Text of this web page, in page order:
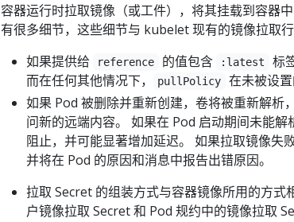
容器运行时拉取镜像（或工件），将其挂载到容器
有很多细节，这些细节与 kubelet 现有的镜像拉取行
如果提供给
reference 的值包含 :latest 标
而在任何其他情况下，
pullPolicy 在未被设
如果 Pod 被删除并重新创建，卷将被重新解析
问新的远端内容。 如果在 Pod 启动期间未能
阻止，并可能显著增加延迟。 如果拉取镜像失
并将在 Pod 的原因和消息中报告出错原因。
拉取 Secret 的组装方式与容器镜像所用的方
户镜像拉取 Secret 和 Pod 规约中的镜像拉取